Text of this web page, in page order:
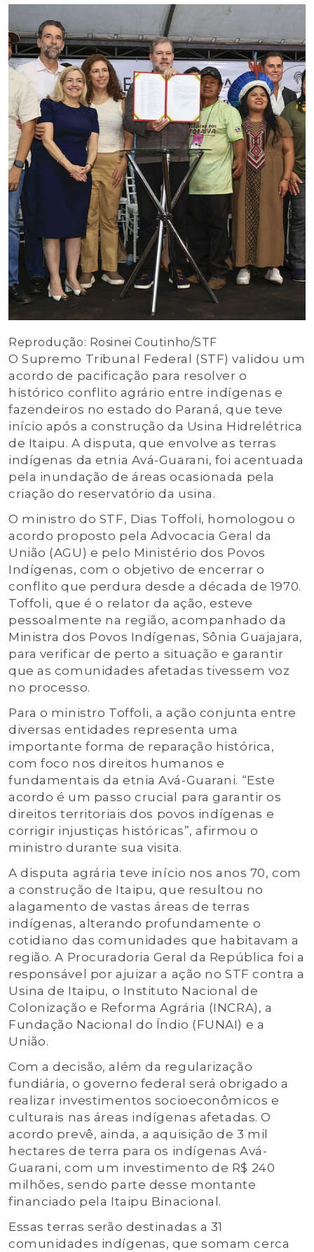
Reprodução: Rosinei Coutinho/STF
O Supremo Tribunal Federal (STF) validou um
acordo de pacificação para resolver o
histórico conflito agrário entre indígenas e
fazendeiros no estado do Paraná, que teve
início após a construção da Usina Hidrelétrica
de Itaipu. A disputa, que envolve as terras
indígenas da etnia Avá-Guarani, foi acentuada
pela inundação de áreas ocasionada pela
criação do reservatório da usina.
O ministro do STF, Dias Toffoli, homologou o
acordo proposto pela Advocacia Geral da
União (AGU) e pelo Ministério dos Povos
Indígenas, com o objetivo de encerrar o
conflito que perdura desde a década de 1970.
Toffoli, que é o relator da ação, esteve
pessoalmente na região, acompanhado da
Ministra dos Povos Indígenas, Sônia Guajajara,
para verificar de perto a situação e garantir
que as comunidades afetadas tivessem voz
no processo.
Para o ministro Toffoli, a ação conjunta entre
diversas entidades representa uma
importante forma de reparação histórica,
com foco nos direitos humanos e
fundamentais da etnia Avá-Guarani. “Este
acordo é um passo crucial para garantir os
direitos territoriais dos povos indígenas e
corrigir injustiças históricas”, afirmou o
ministro durante sua visita.
A disputa agrária teve início nos anos 70, com
a construção de Itaipu, que resultou no
alagamento de vastas áreas de terras
indígenas, alterando profundamente o
cotidiano das comunidades que habitavam a
região. A Procuradoria Geral da República foi a
responsável por ajuizar a ação no STF contra a
Usina de Itaipu, o Instituto Nacional de
Colonização e Reforma Agrária (INCRA), a
Fundação Nacional do Índio (FUNAI) e a
União.
Com a decisão, além da regularização
fundiária, o governo federal será obrigado a
realizar investimentos socioeconômicos e
culturais nas áreas indígenas afetadas. O
acordo prevê, ainda, a aquisição de 3 mil
hectares de terra para os indígenas Avá-
Guarani, com um investimento de R$ 240
milhões, sendo parte desse montante
financiado pela Itaipu Binacional.
Essas terras serão destinadas a 31
comunidades indígenas, que somam cerca